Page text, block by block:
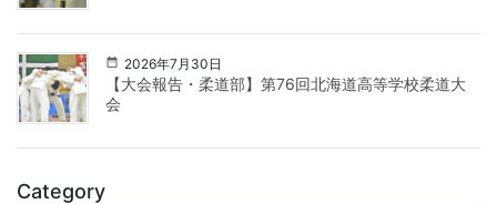
2026年7月30日
【大会報告・柔道部】第76回北海道高等学校柔道大
会
Category